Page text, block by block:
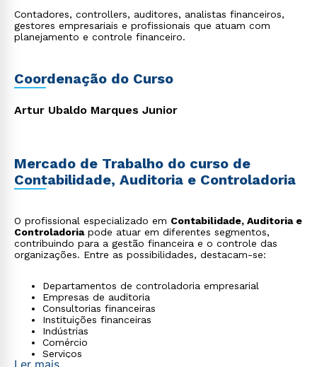
Contadores, controllers, auditores, analistas financeiros,
gestores empresariais e profissionais que atuam com
planejamento e controle financeiro.
Coordenação do Curso
Artur Ubaldo Marques Junior
Mercado de Trabalho do curso de
Contabilidade, Auditoria e Controladoria
O profissional especializado em Contabilidade, Auditoria e
Controladoriapode atuar em diferentes segmentos,
contribuindo para a gestão financeira e o controle das
organizações. Entre as possibilidades, destacam-se:
Departamentos de controladoria empresarial
Empresas de auditoria
Consultorias financeiras
Instituições financeiras
Indústrias
Comércio
Serviços
Ler mais